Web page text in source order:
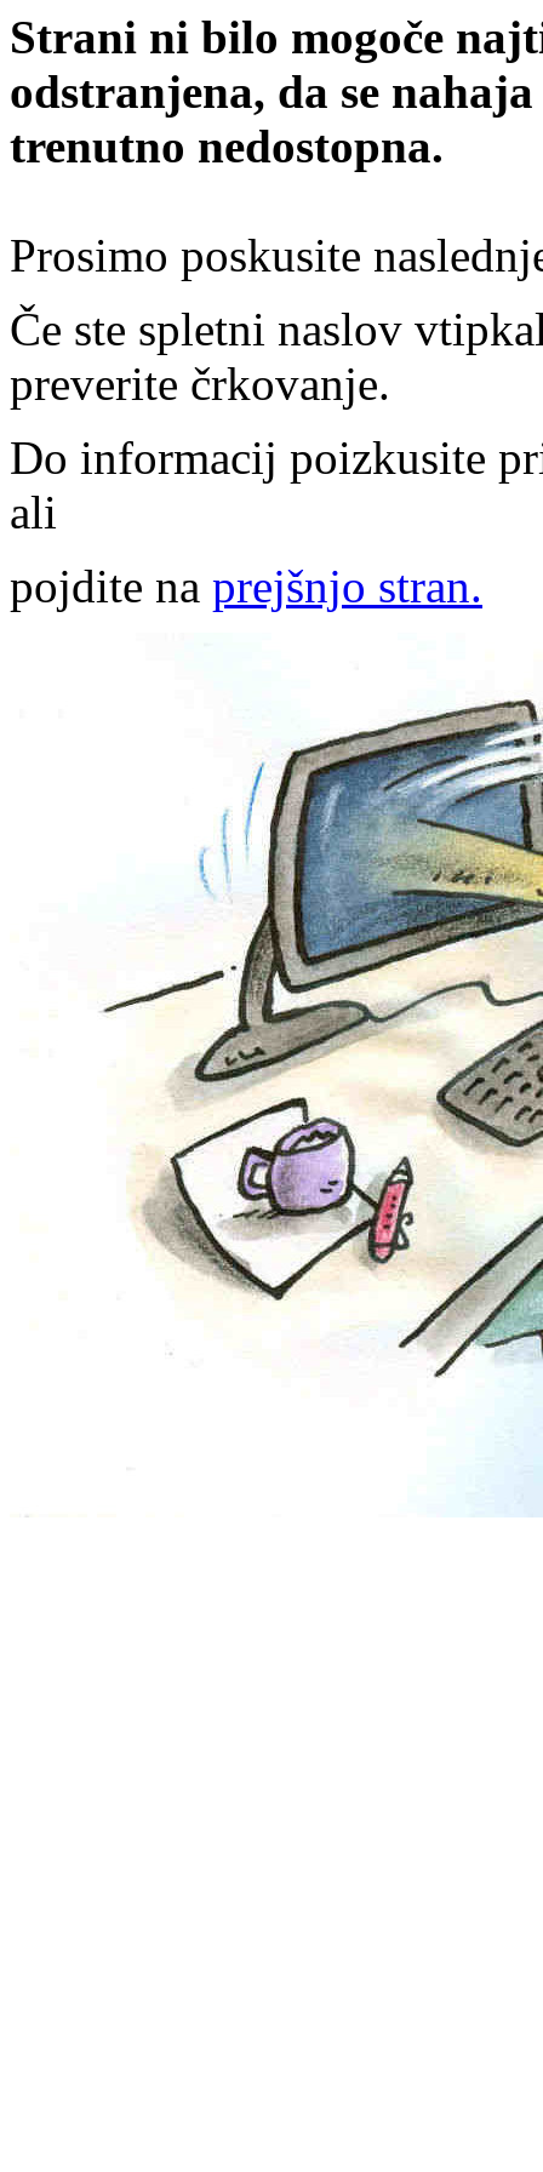
Strani ni bilo mogoče
odstranjena, da se
trenutno nedostopna.
Prosimo poskusite
Če ste spletni naslov
preverite črkovanje.
Do informacij poizkusite
ali
pojdite na prejšnjo stran.